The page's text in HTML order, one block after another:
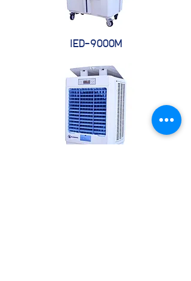
IED-9000M